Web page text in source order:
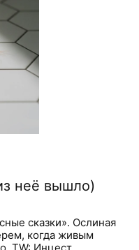
неё вышло)
сказки». Ослиная
когда живым
TW: Инцест,